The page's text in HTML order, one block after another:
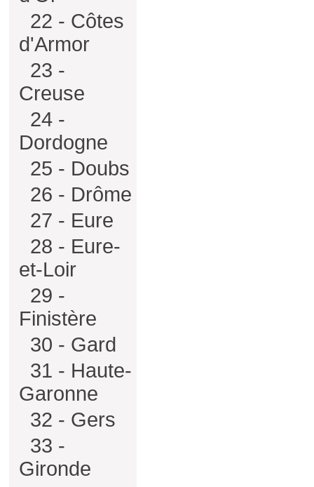
22 - Côtes
d'Armor
23 -
Creuse
24 -
Dordogne
25 - Doubs
26 - Drôme
27 - Eure
28 - Eure-
et-Loir
29 -
Finistère
30 - Gard
31 - Haute-
Garonne
32 - Gers
33 -
Gironde